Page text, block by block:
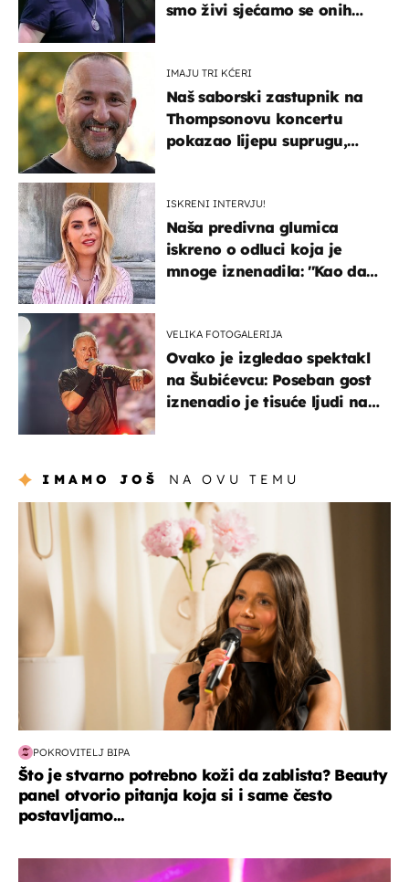
smo živi sjećamo se onih
IMAJU TRI KĆERI
Naš saborski zastupnik na
Thompsonovu koncertu
pokazao lijepu suprugu,
ISKRENI INTERVJU!
Naša predivna glumica
iskreno o odluci koja je
mnoge iznenadila: ''Kao da
VELIKA FOTOGALERIJA
Ovako je izgledao spektakl
na Šubićevcu: Poseban gost
iznenadio je tisuće ljudi na
IMAMO JOŠ NA OVU TEMU
moda & ljepota
POKROVITELJ BIPA
Što je stvarno potrebno koži da zablista? Beauty
panel otvorio pitanja koja si i same često
postavljamo...